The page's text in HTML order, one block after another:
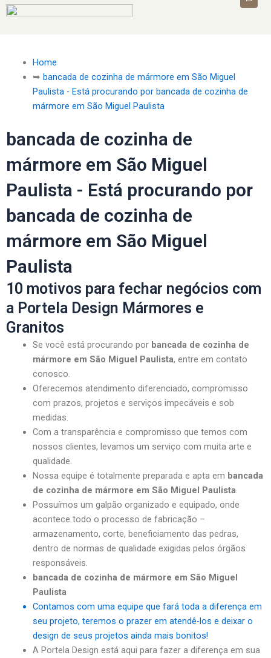
Home
➥ bancada de cozinha de mármore em São Miguel
Paulista - Está procurando por bancada de cozinha de
mármore em São Miguel Paulista
bancada de cozinha de
mármore em São Miguel
Paulista - Está procurando por
bancada de cozinha de
mármore em São Miguel
Paulista
10 motivos para fechar negócios com
a Portela Design Mármores e
Granitos
Se você está procurando por bancada de cozinha de
mármore em São Miguel Paulista, entre em contato
conosco.
Oferecemos atendimento diferenciado, compromisso
com prazos, projetos e serviços impecáveis e sob
medidas.
Com a transparência e compromisso que temos com
nossos clientes, levamos um serviço com muita arte e
qualidade.
Nossa equipe é totalmente preparada e apta em bancada
de cozinha de mármore em São Miguel Paulista.
Possuímos um galpão organizado e equipado, onde
acontece todo o processo de fabricação –
armazenamento, corte, beneficiamento das pedras,
dentro de normas de qualidade exigidas pelos órgãos
responsáveis.
bancada de cozinha de mármore em São Miguel
Paulista
Contamos com uma equipe que fará toda a diferença em
seu projeto, teremos o prazer em atendê-los e deixar o
design de seus projetos ainda mais bonitos!
A Portela Design está aqui para fazer a diferença em sua